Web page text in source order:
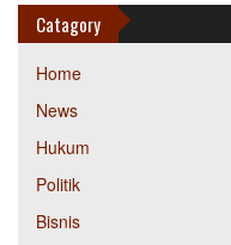
Catagory
Home
News
Hukum
Politik
Bisnis